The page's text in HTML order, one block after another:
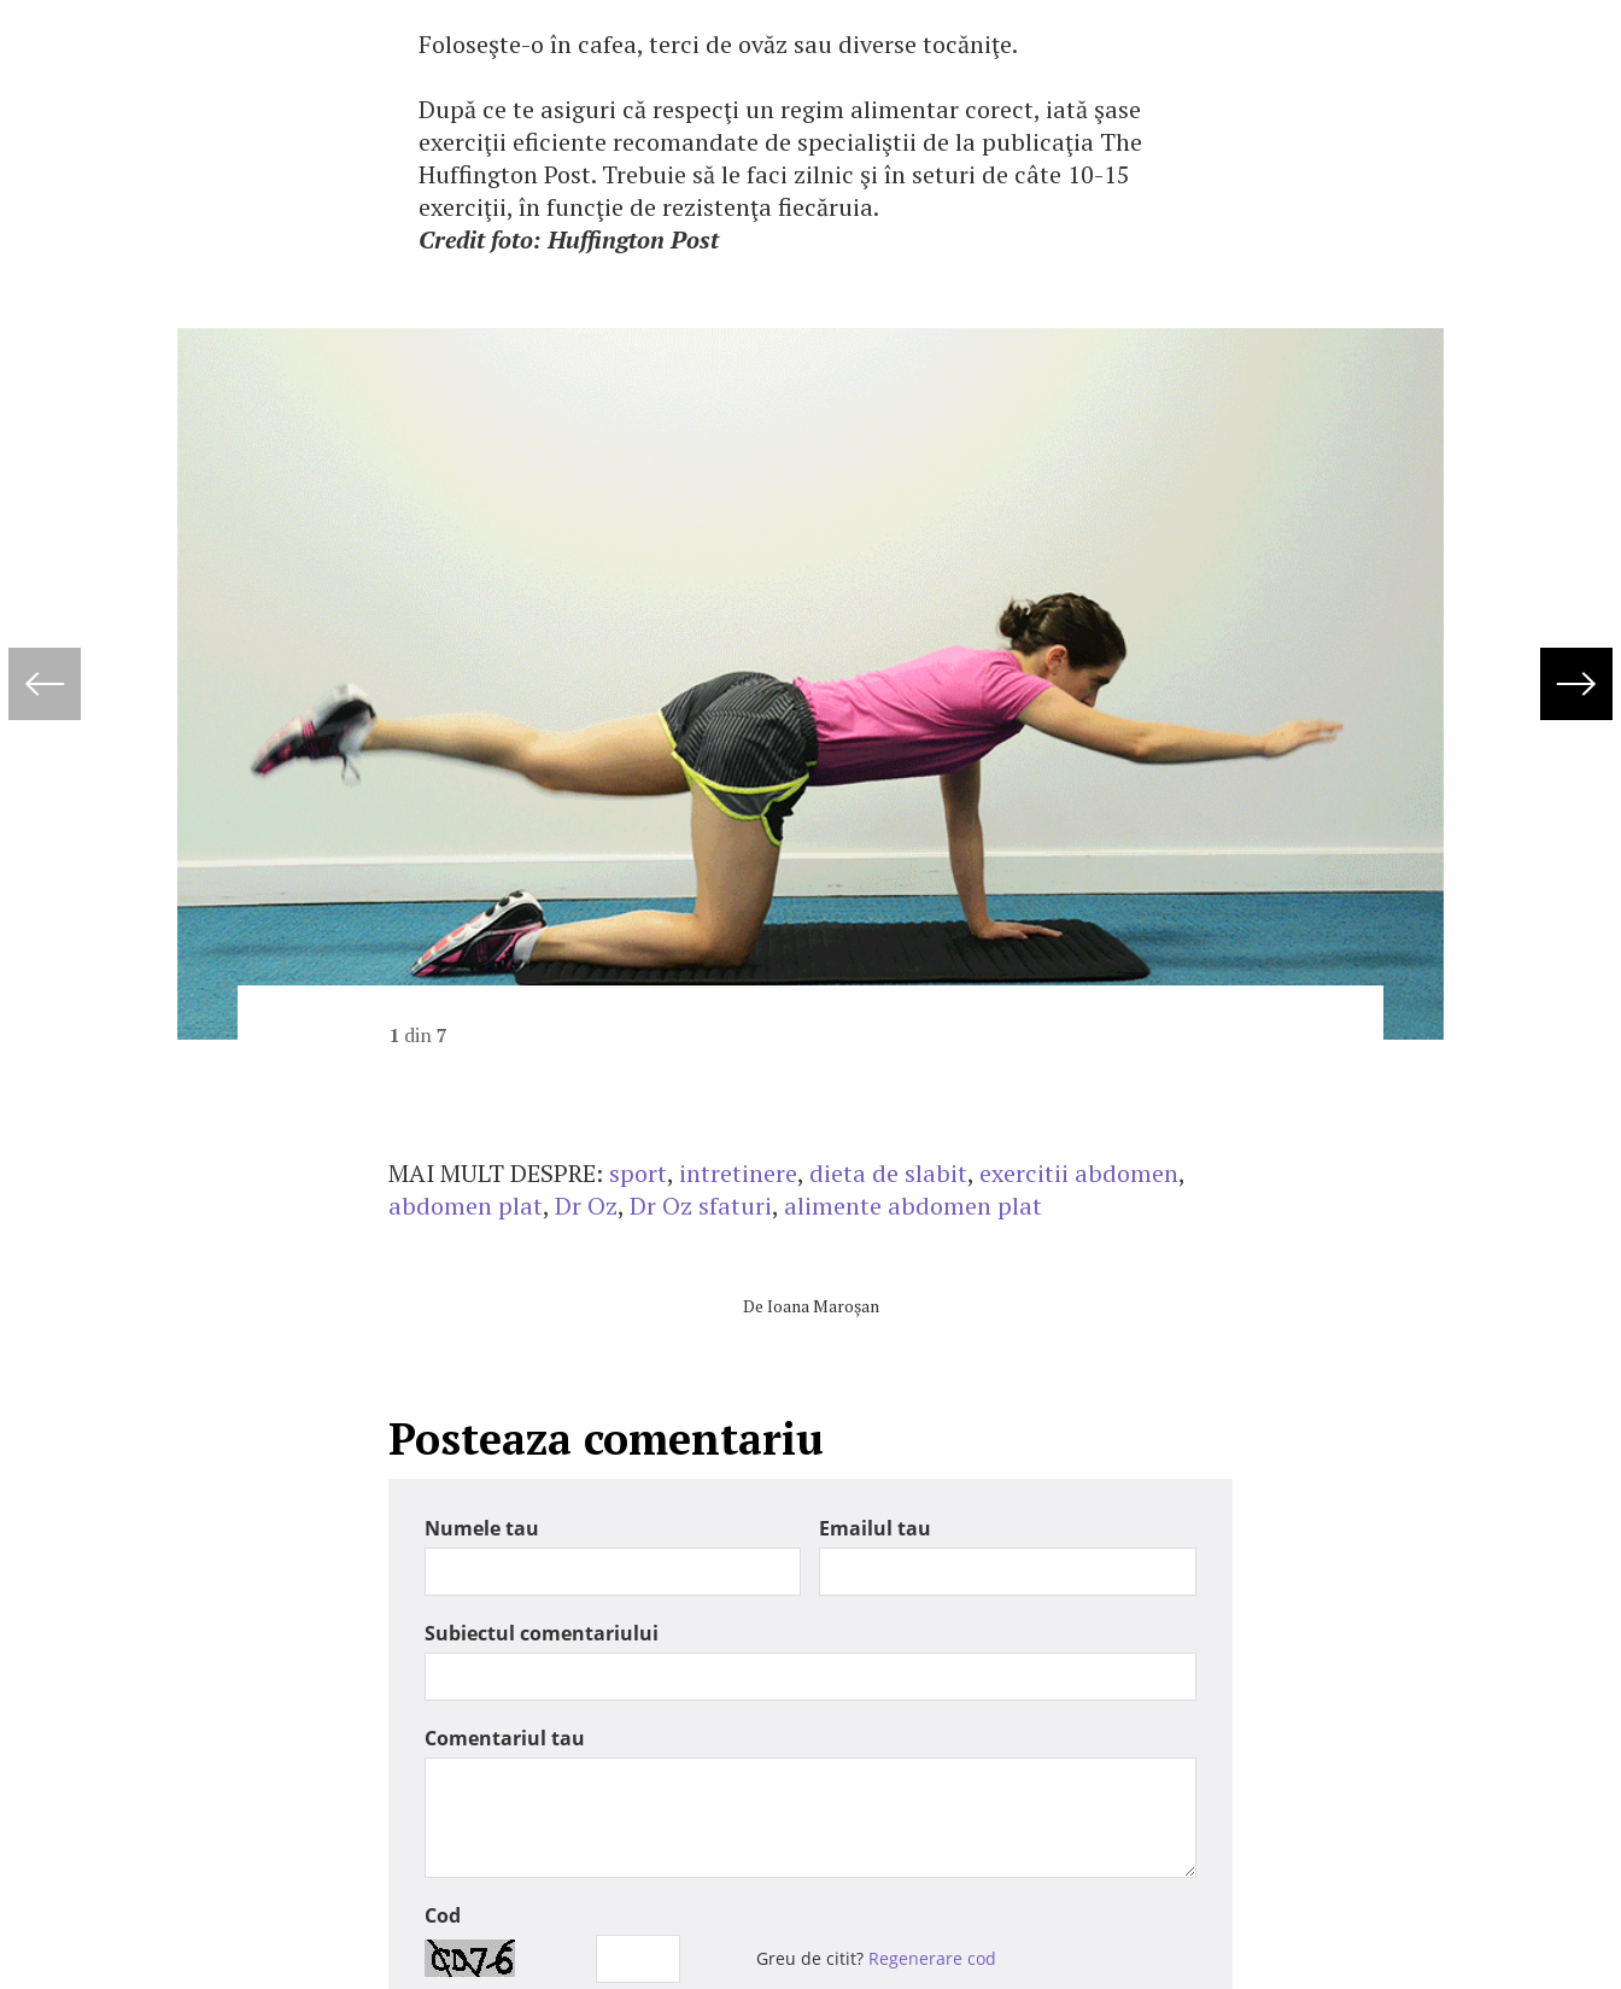
Foloseşte-o în cafea, terci de ovăz sau diverse tocăniţe.
După ce te asiguri că respecţi un regim alimentar corect, iată şase
exerciţii eficiente recomandate de specialiştii de la publicaţia The
Huffington Post. Trebuie să le faci zilnic şi în seturi de câte 10-15
exerciţii, în funcţie de rezistenţa fiecăruia.
Credit foto: Huffington Post
1 din7
MAI MULT DESPRE: sport, intretinere, dieta de slabit, exercitii abdomen,
abdomen plat, Dr Oz, Dr Oz sfaturi, alimente abdomen plat
De Ioana Maroşan
Posteaza comentariu
Numele tau Emailul tau
Subiectul comentariului
Comentariul tau
Cod
Greu de citit? Regenerare cod